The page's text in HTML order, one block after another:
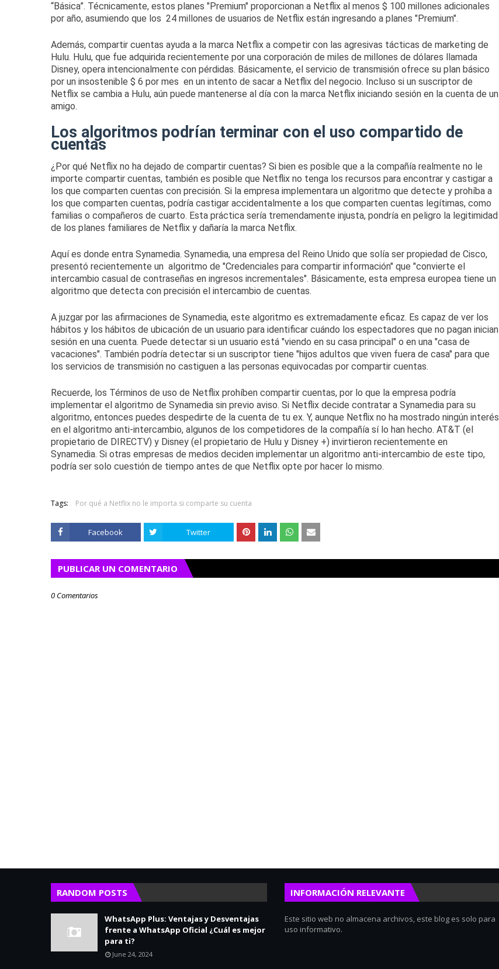
“Básica”. Técnicamente, estos planes "Premium" proporcionan a Netflix al menos $ 100 millones adicionales
por año, asumiendo que los 24 millones de usuarios de Netflix están ingresando a planes "Premium".
Además, compartir cuentas ayuda a la marca Netflix a competir con las agresivas tácticas de marketing de
Hulu. Hulu, que fue adquirida recientemente por una corporación de miles de millones de dólares llamada
Disney, opera intencionalmente con pérdidas. Básicamente, el servicio de transmisión ofrece su plan básico
por un insostenible $ 6 por mes en un intento de sacar a Netflix del negocio. Incluso si un suscriptor de
Netflix se cambia a Hulu, aún puede mantenerse al día con la marca Netflix iniciando sesión en la cuenta de un
amigo.
Los algoritmos podrían terminar con el uso compartido de
cuentas
¿Por qué Netflix no ha dejado de compartir cuentas? Si bien es posible que a la compañía realmente no le
importe compartir cuentas, también es posible que Netflix no tenga los recursos para encontrar y castigar a
los que comparten cuentas con precisión. Si la empresa implementara un algoritmo que detecte y prohíba a
los que comparten cuentas, podría castigar accidentalmente a los que comparten cuentas legítimas, como
familias o compañeros de cuarto. Esta práctica sería tremendamente injusta, pondría en peligro la legitimidad
de los planes familiares de Netflix y dañaría la marca Netflix.
Aquí es donde entra Synamedia. Synamedia, una empresa del Reino Unido que solía ser propiedad de Cisco,
presentó recientemente un algoritmo de "Credenciales para compartir información" que "convierte el
intercambio casual de contraseñas en ingresos incrementales". Básicamente, esta empresa europea tiene un
algoritmo que detecta con precisión el intercambio de cuentas.
A juzgar por las afirmaciones de Synamedia, este algoritmo es extremadamente eficaz. Es capaz de ver los
hábitos y los hábitos de ubicación de un usuario para identificar cuándo los espectadores que no pagan inician
sesión en una cuenta. Puede detectar si un usuario está "viendo en su casa principal" o en una "casa de
vacaciones". También podría detectar si un suscriptor tiene "hijos adultos que viven fuera de casa" para que
los servicios de transmisión no castiguen a las personas equivocadas por compartir cuentas.
Recuerde, los Términos de uso de Netflix prohíben compartir cuentas, por lo que la empresa podría
implementar el algoritmo de Synamedia sin previo aviso. Si Netflix decide contratar a Synamedia para su
algoritmo, entonces puedes despedirte de la cuenta de tu ex. Y, aunque Netflix no ha mostrado ningún interés
en el algoritmo anti-intercambio, algunos de los competidores de la compañía sí lo han hecho. AT&T (el
propietario de DIRECTV) y Disney (el propietario de Hulu y Disney +) invirtieron recientemente en
Synamedia. Si otras empresas de medios deciden implementar un algoritmo anti-intercambio de este tipo,
podría ser solo cuestión de tiempo antes de que Netflix opte por hacer lo mismo.
Tags: Por qué a Netflix no le importa si comparte su cuenta
Facebook Twitter
PUBLICAR UN COMENTARIO
0 Comentarios
RANDOM POSTS
WhatsApp Plus: Ventajas y Desventajas
frente a WhatsApp Oficial ¿Cuál es mejor
para ti?
June 24, 2024
INFORMACIÓN RELEVANTE
Este sitio web no almacena archivos, este blog es solo para
uso informativo.